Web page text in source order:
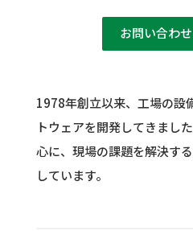
お問い合わ
1978年創立以来、工場の設
トウェアを開発してきました
心に、現場の課題を解決す
しています。